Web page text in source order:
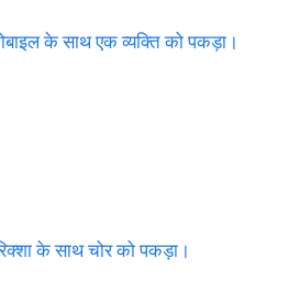
के साथ एक व्यक्ति को पकड़ा।
के साथ चोर को पकड़ा।